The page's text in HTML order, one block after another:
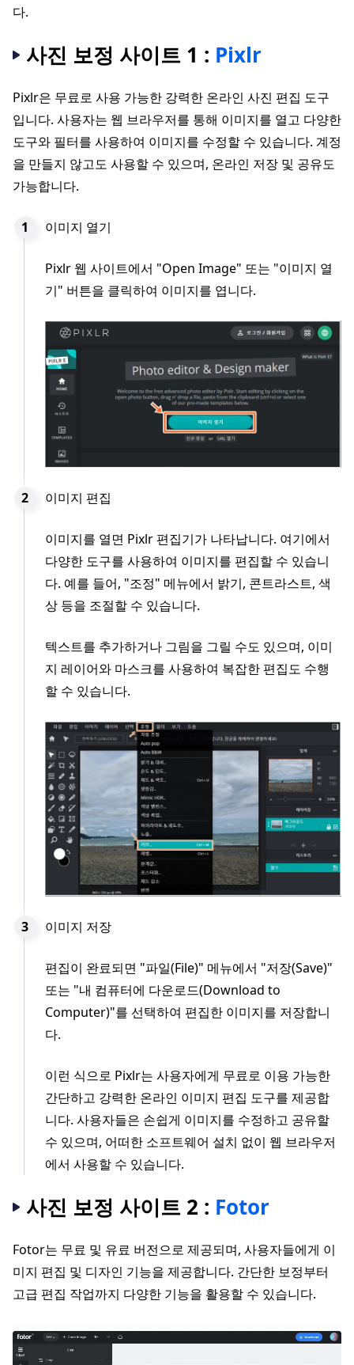
다.
사진 보정 사이트 1 : Pixlr
Pixlr은 무료로 사용 가능한 강력한 온라인 사진 편집 도구
입니다. 사용자는 웹 브라우저를 통해 이미지를 열고 다양한
도구와 필터를 사용하여 이미지를 수정할 수 있습니다. 계정
을 만들지 않고도 사용할 수 있으며, 온라인 저장 및 공유도
가능합니다.
이미지 열기
Pixlr 웹 사이트에서 "Open Image" 또는 "이미지 열
기" 버튼을 클릭하여 이미지를 엽니다.
이미지 편집
이미지를 열면 Pixlr 편집기가 나타납니다. 여기에서
다양한 도구를 사용하여 이미지를 편집할 수 있습니
다. 예를 들어, "조정" 메뉴에서 밝기, 콘트라스트, 색
상 등을 조절할 수 있습니다.
텍스트를 추가하거나 그림을 그릴 수도 있으며, 이미
지 레이어와 마스크를 사용하여 복잡한 편집도 수행
할 수 있습니다.
이미지 저장
편집이 완료되면 "파일(File)" 메뉴에서 "저장(Save)"
또는 "내 컴퓨터에 다운로드(Download to
Computer)"를 선택하여 편집한 이미지를 저장합니
다.
이런 식으로 Pixlr는 사용자에게 무료로 이용 가능한
간단하고 강력한 온라인 이미지 편집 도구를 제공합
니다. 사용자들은 손쉽게 이미지를 수정하고 공유할
수 있으며, 어떠한 소프트웨어 설치 없이 웹 브라우저
에서 사용할 수 있습니다.
사진 보정 사이트 2 : Fotor
Fotor는 무료 및 유료 버전으로 제공되며, 사용자들에게 이
미지 편집 및 디자인 기능을 제공합니다. 간단한 보정부터
고급 편집 작업까지 다양한 기능을 활용할 수 있습니다.